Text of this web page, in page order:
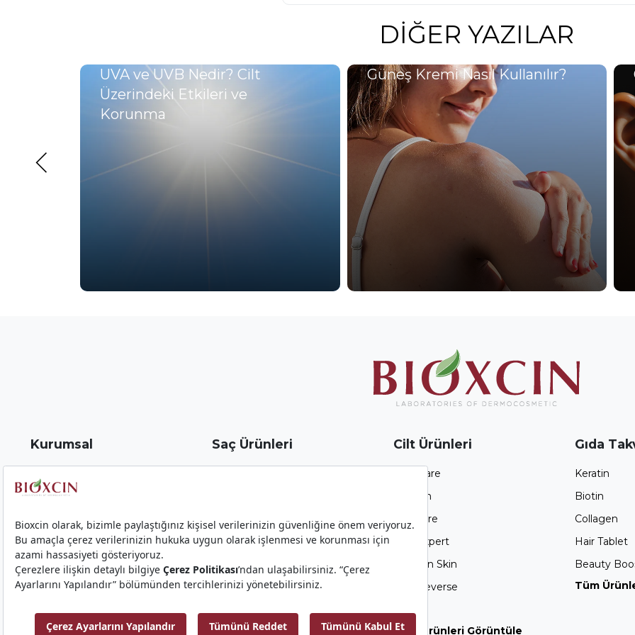
DIĞER YAZILAR
UVA ve UVB Nedir? Cilt
Üzerindeki Etkileri ve
Korunma
Güneş Kremi Nasıl Kullanılır?
Kurumsal
İletişim - Bize Ulaşın
Ziyaretçi Aydınlatma Metni
Gizlilik, KVKK ve Çerez Politikası
Haberler
Saç Ürünleri
Collagen & Biotin
Klasik
Forte
Biotin
Siyah Sarımsak
Cilt Ürünleri
Atopicare
Acnium
Sun Care
Skin Expert
Gold On Skin
Age Reverse
Tüm Ürünleri Görüntüle
Gıda
Keratin
Biotin
Collagen
Hair Tablet
Beauty
Tüm